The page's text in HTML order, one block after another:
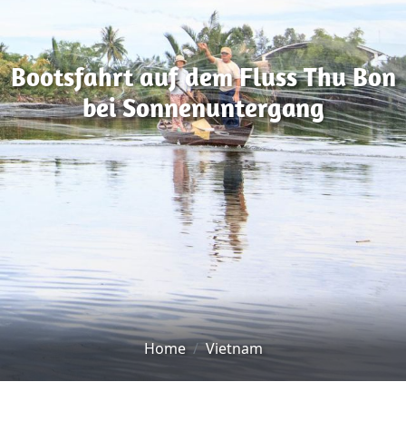
Bootsfahrt auf dem Fluss Thu Bon
bei Sonnenuntergang
Home Vietnam